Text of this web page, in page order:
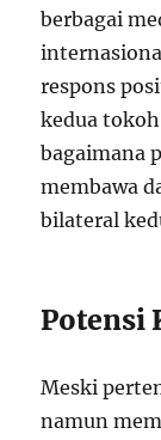
berbagai
respons
kedua
bagaimana
membawa
bilateral
Potensi
Meski
namun